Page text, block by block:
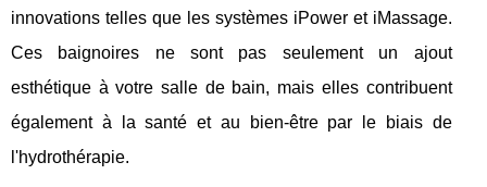
innovations telles que les systèmes iPower et iMassage.
Ces baignoires ne sont pas seulement un ajout
esthétique à votre salle de bain, mais elles contribuent
également à la santé et au bien-être par le biais de
l'hydrothérapie.